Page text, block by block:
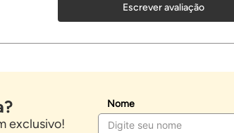
Escrever avaliação
exclusivo!
Nome